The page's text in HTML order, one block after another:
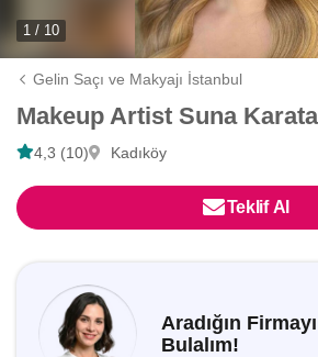
1 / 10
Gelin Saçı ve Makyajı İstanbul
Makeup Artist Suna
4,3 (10) Kadıköy
Teklif Al
Aradığın
Bulalım!